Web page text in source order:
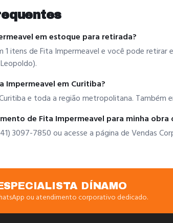
em estoque para retirada?
1 itens de Fita Impermeavel e você pode retirar
Impermeavel em Curitiba?
e toda a região metropolitana. Também
de Fita Impermeavel para minha obra
3097-7850 ou acesse a página de Vendas
DÍNAMO
ou atendimento corporativo dedicado.